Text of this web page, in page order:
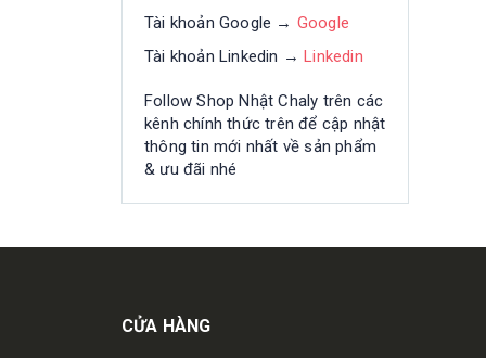
Tài khoản Google → Google
Tài khoản Linkedin →Linkedin
Follow Shop Nhật Chaly trên các
kênh chính thức trên để cập nhật
thông tin mới nhất về sản phẩm
& ưu đãi nhé
Get in touch
CỬA HÀNG